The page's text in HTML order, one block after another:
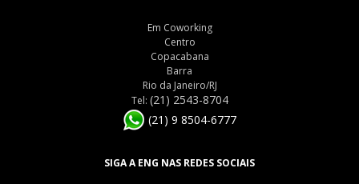
Em Coworking
Centro
Copacabana
Barra
Rio da Janeiro/RJ
Tel: (21) 2543-8704
(21) 9 8504-6777
SIGA A ENG NAS REDES SOCIAIS